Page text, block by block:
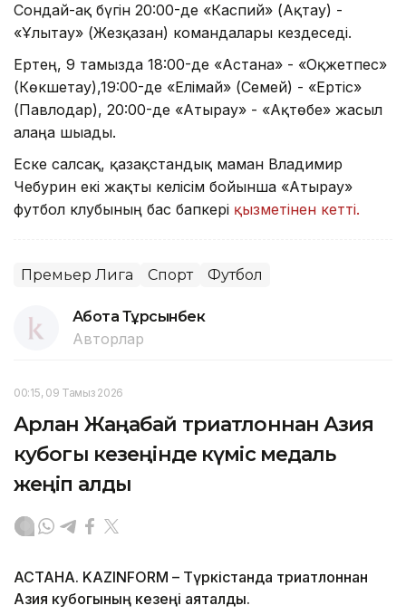
Сондай-ақ бүгін 20:00-де «Каспий» (Ақтау) -
«Ұлытау» (Жезқазған) командалары кездеседі.
Ертең, 9 тамызда 18:00-де «Астана» - «Оқжетпес»
(Көкшетау),19:00-де «Елімай» (Семей) - «Ертіс»
(Павлодар), 20:00-де «Атырау» - «Ақтөбе» жасыл
алаңға шығады.
Еске салсақ, қазақстандық маман Владимир
Чебурин екі жақты келісім бойынша «Атырау»
футбол клубының бас бапкері қызметінен кетті.
Премьер Лига Спорт Футбол
Ақбота Тұрсынбек
Авторлар
00:15, 09 Тамыз 2026
Арлан Жаңабай триатлоннан Азия
кубогы кезеңінде күміс медаль
жеңіп алды
АСТАНА. KAZINFORM – Түркістанда триатлоннан
Азия кубогының кезеңі аяқталды.